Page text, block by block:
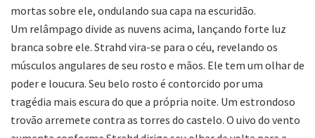
mortas sobre ele, ondulando sua capa na escuridão.
Um relâmpago divide as nuvens acima, lançando forte luz
branca sobre ele. Strahd vira-se para o céu, revelando os
músculos angulares de seu rosto e mãos. Ele tem um olhar de
poder e loucura. Seu belo rosto é contorcido por uma
tragédia mais escura do que a própria noite. Um estrondoso
trovão arremete contra as torres do castelo. O uivo do vento